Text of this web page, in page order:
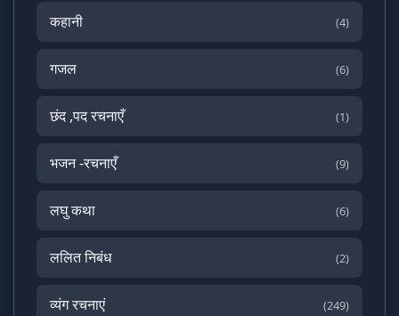
कहानी (4)
गजल (6)
छंद ,पद रचनाएँ (1)
भजन -रचनाएँ (9)
लघु कथा (6)
ललित निबंध (2)
व्यंग रचनाएं (249)